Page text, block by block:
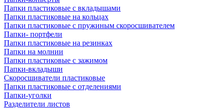
Папки пластиковые с вкладышами
Папки пластиковые на кольцах
Папки пластиковые с пружиным скоросшивателем
Папки- портфели
Папки пластиковые на резинках
Папки на молнии
Папки пластиковые с зажимом
Папки-вкладыши
Скоросшиватели пластиковые
Папки пластиковые с отделениями
Папки-уголки
Разделители листов